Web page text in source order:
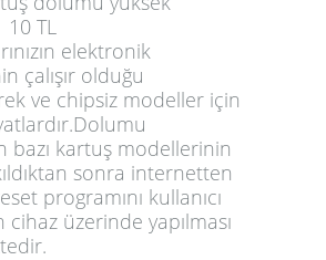
TL
elektronik
çalışır olduğu
ve chipsiz modeller için
bazı kartuş modellerinin
sonra internetten
programını kullanıcı
cihaz üzerinde yapılması